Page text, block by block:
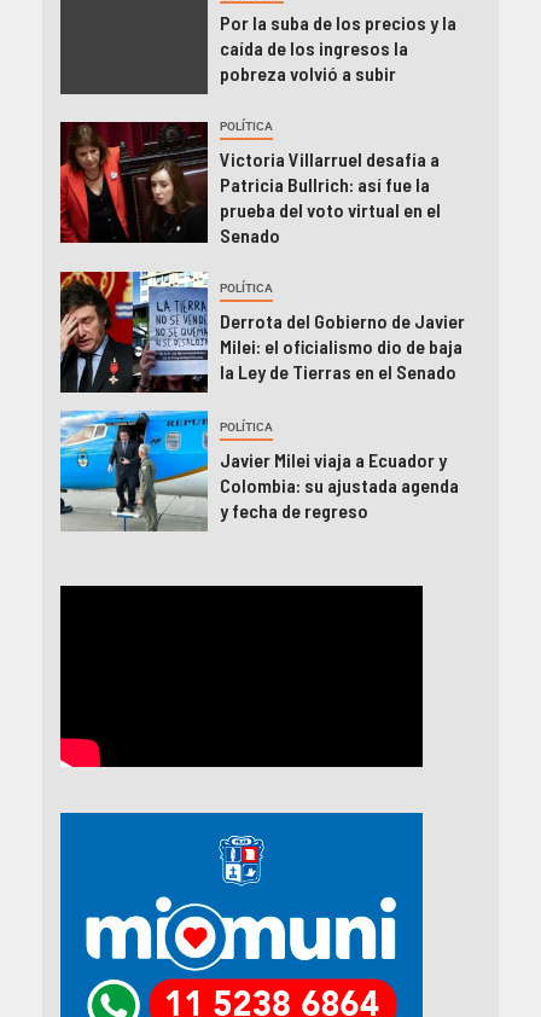
Por la suba de los precios y la
caída de los ingresos la
pobreza volvió a subir
POLÍTICA
Victoria Villarruel desafía a
Patricia Bullrich: así fue la
prueba del voto virtual en el
Senado
POLÍTICA
Derrota del Gobierno de Javier
Milei: el oficialismo dio de baja
la Ley de Tierras en el Senado
POLÍTICA
Javier Milei viaja a Ecuador y
Colombia: su ajustada agenda
y fecha de regreso